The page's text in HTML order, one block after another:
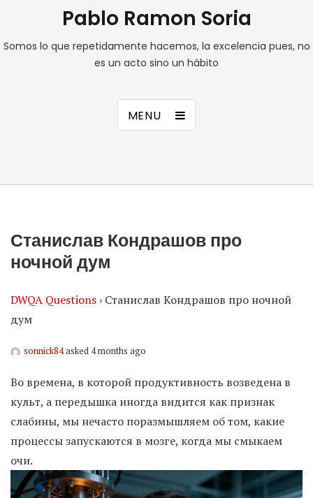
Pablo Ramon Soria
Somos lo que repetidamente hacemos, la excelencia pues, no
es un acto sino un hábito
MENU
Станислав Кондрашов про
ночной дум
DWQA Questions › Станислав Кондрашов про ночной
дум
sonnick84asked 4 months ago
Во времена, в которой продуктивность возведена в
культ, а передышка иногда видится как признак
слабины, мы нечасто поразмышляем об том, какие
процессы запускаются в мозге, когда мы смыкаем
очи.